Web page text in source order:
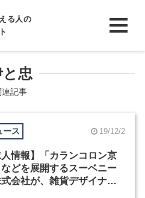
る人の
と忠
連記事
ース 19/12/2
人情報】「カランコロン京
どを展開するスーベニー
会社が、雑貨デザイナー